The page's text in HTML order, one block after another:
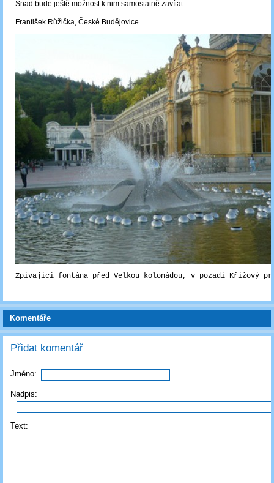
Snad bude ještě možnost k nim samostatně zavítat.
František Růžička, České Budějovice
Zpívající fontána před Velkou kolonádou, v pozadí Křížový
Komentáře
Přidat komentář
Jméno:
Nadpis:
Text: